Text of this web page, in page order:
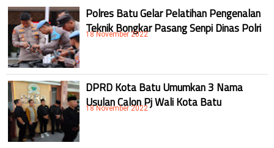
Polres Batu Gelar Pelatihan Pengenalan
Teknik Bongkar Pasang Senpi Dinas Polri
18 November 2022
DPRD Kota Batu Umumkan 3 Nama
Usulan Calon Pj Wali Kota Batu
18 November 2022